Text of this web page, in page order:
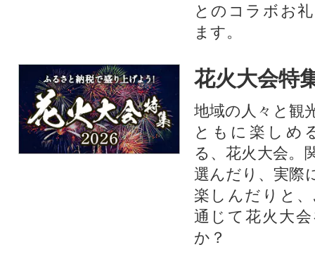
とのコラボお
ます。​
花火大会特
地域の人々と観
ともに楽しめ
る、花火大会。
選んだり、実際
楽しんだりと
通じて花火大
か？​